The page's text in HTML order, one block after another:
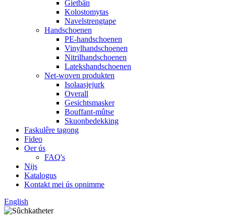
Gietbân
Kolostomytas
Navelstrengtape
Handschoenen
PE-handschoenen
Vinylhandschoenen
Nitrilhandschoenen
Latekshandschoenen
Net-woven produkten
Isolaasjejurk
Overall
Gesichtsmasker
Bouffant-mûtse
Skuonbedekking
Faskulêre tagong
Fideo
Oer ús
FAQ's
Nijs
Katalogus
Kontakt mei ús opnimme
English